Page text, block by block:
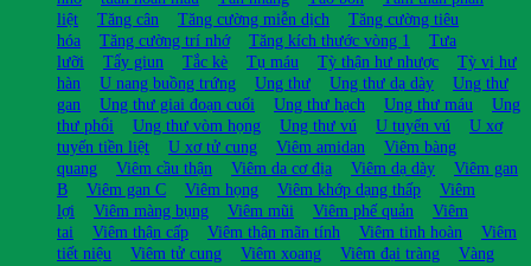
liệt
Tăng cân Tăng cường miễn dịch
Tăng cường tiêu
hóa
Tăng cường trí nhớ Tăng kích thước vòng 1
Tưa
lưỡi
Tẩy giun Tắc kè Tụ máu Tỳ thận hư nhược
Tỳ vị hư
hàn
U nang buồng trứng Ung thư Ung thư dạ dày
Ung thư
gan
Ung thư giai đoạn cuối Ung thư hạch Ung thư máu
Ung
thư phổi
Ung thư vòm họng Ung thư vú U tuyến vú
U xơ
tuyến tiền liệt
U xơ tử cung Viêm amidan
Viêm bàng
quang
Viêm cầu thận Viêm da cơ địa Viêm dạ dày
Viêm gan
B
Viêm gan C Viêm họng Viêm khớp dạng thấp
Viêm
lợi
Viêm màng bụng Viêm mũi Viêm phế quản
Viêm
tai
Viêm thận cấp Viêm thận mãn tính Viêm tinh hoàn
Viêm
tiết niệu
Viêm tử cung Viêm xoang Viêm đại tràng
Vàng